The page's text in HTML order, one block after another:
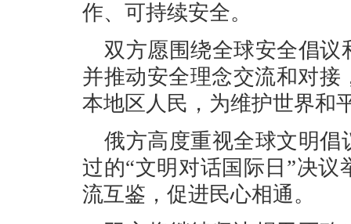
作、可持续安全。
双方愿围绕全球安全倡议
并推动安全理念交流和对
本地区人民，为维护世界和
俄方高度重视全球文明倡
过的“文明对话国际日”决
流互鉴，促进民心相通。